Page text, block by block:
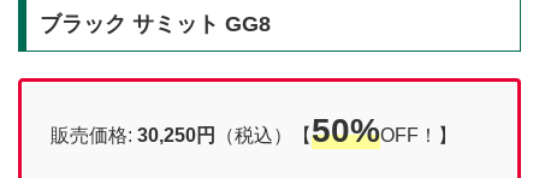
ブラック サミット GG8
販売価格: 30,250円 （税込）【50%OFF！】